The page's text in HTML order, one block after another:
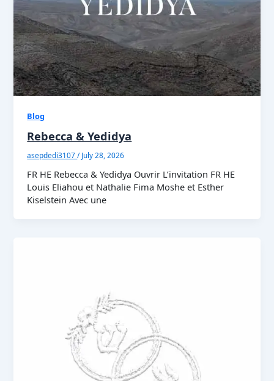
Blog
Rebecca & Yedidya
asepdedi3107/July 28, 2026
FR HE Rebecca & Yedidya Ouvrir L’invitation FR HE
Louis Eliahou et Nathalie Fima Moshe et Esther
Kiselstein Avec une